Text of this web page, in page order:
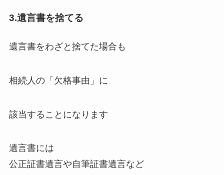
3.遺言書を捨てる
遺言書をわざと捨てた場合も
相続人の「欠格事由」に
該当することになります
遺言書には
公正証書遺言や自筆証書遺言など